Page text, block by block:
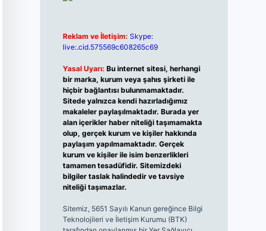
Reklam ve İletişim: Skype:
live:.cid.575569c608265c69
Yasal Uyarı: Bu internet sitesi, herhangi
bir marka, kurum veya şahıs şirketi ile
hiçbir bağlantısı bulunmamaktadır.
Sitede yalnızca kendi hazırladığımız
makaleler paylaşılmaktadır. Burada yer
alan içerikler haber niteliği taşımamakta
olup, gerçek kurum ve kişiler hakkında
paylaşım yapılmamaktadır. Gerçek
kurum ve kişiler ile isim benzerlikleri
tamamen tesadüfidir. Sitemizdeki
bilgiler taslak halindedir ve tavsiye
niteliği taşımazlar.
Sitemiz, 5651 Sayılı Kanun gereğince Bilgi
Teknolojileri ve İletişim Kurumu (BTK)